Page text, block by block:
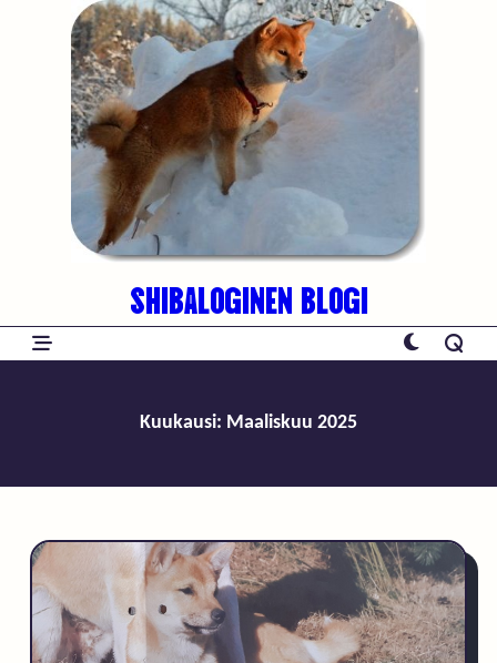
SHIBALOGINEN BLOGI
Kuukausi: Maaliskuu 2025